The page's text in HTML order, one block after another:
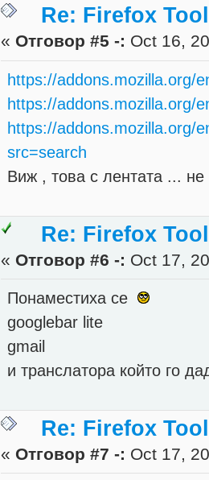
Re: Firefox
« Отговор #5 -: Oct 16,
https://addons.mozilla.org/
https://addons.mozilla.org/
https://addons.mozilla.org/
src=search
Виж , това с лентата ...
Re: Firefox
« Отговор #6 -: Oct 17,
Понаместиха се
googlebar lite
gmail
и транслатора който го
Re: Firefox
« Отговор #7 -: Oct 17,